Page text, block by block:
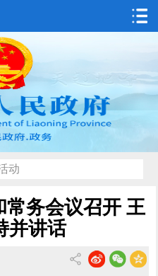
动
务会议召开 王
并讲话